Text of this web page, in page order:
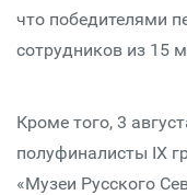
что победителями
сотрудников из 15
Кроме того, 3
полуфиналисты IX
«Музеи Русского